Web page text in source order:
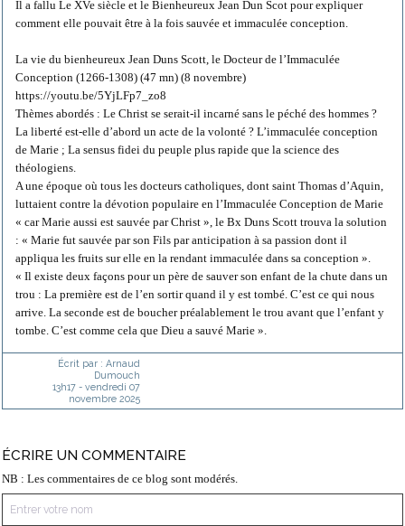
Il a fallu Le XVe siècle et le Bienheureux Jean Dun Scot pour expliquer
comment elle pouvait être à la fois sauvée et immaculée conception.
La vie du bienheureux Jean Duns Scott, le Docteur de l’Immaculée
Conception (1266-1308) (47 mn) (8 novembre)
https://youtu.be/5YjLFp7_zo8
Thèmes abordés : Le Christ se serait-il incarné sans le péché des hommes ?
La liberté est-elle d’abord un acte de la volonté ? L’immaculée conception
de Marie ; La sensus fidei du peuple plus rapide que la science des
théologiens.
A une époque où tous les docteurs catholiques, dont saint Thomas d’Aquin,
luttaient contre la dévotion populaire en l’Immaculée Conception de Marie
« car Marie aussi est sauvée par Christ », le Bx Duns Scott trouva la solution
: « Marie fut sauvée par son Fils par anticipation à sa passion dont il
appliqua les fruits sur elle en la rendant immaculée dans sa conception ».
« Il existe deux façons pour un père de sauver son enfant de la chute dans un
trou : La première est de l’en sortir quand il y est tombé. C’est ce qui nous
arrive. La seconde est de boucher préalablement le trou avant que l’enfant y
tombe. C’est comme cela que Dieu a sauvé Marie ».
Écrit par : Arnaud
Dumouch
13h17- vendredi 07
novembre 2025
ÉCRIRE UN COMMENTAIRE
NB : Les commentaires de ce blog sont modérés.